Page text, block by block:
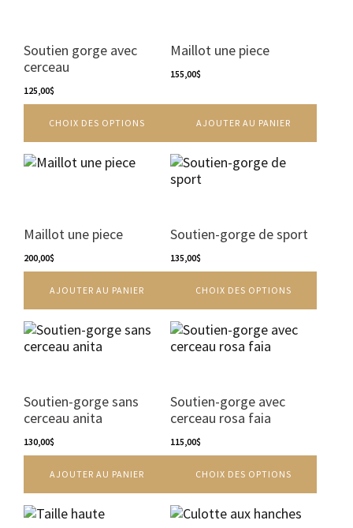
produit
produit
Soutien gorge avec
cerceau
125,00$
CHOIX DES OPTIONS
variations.
Les
options
peuvent
être
choisies
sur
la
Maillot une piece
155,00$
AJOUTER AU PANIER
Maillot une piece
200,00$
AJOUTER AU PANIER
Soutien-gorge de sport
135,00$
CHOIX DES OPTIONS
Ce
produit
variations.
Les
options
peuvent
choisies
sur
la
produit
Soutien-gorge sans
cerceau anita
130,00$
AJOUTER AU PANIER
Soutien-gorge avec
cerceau rosa faia
115,00$
CHOIX DES OPTIONS
Ce
produit
variations.
Les
options
peuvent
être
choisies
sur
la
Ce